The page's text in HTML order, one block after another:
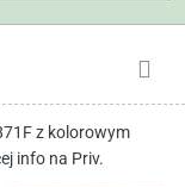
z kolorowym
info na Priv.